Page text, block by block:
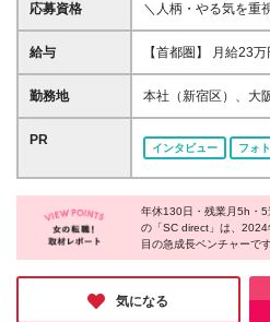
応募資格
＼人柄・やる気を
◆学歴不問 ※34歳ま
を図るため） ※Web業
までの経験は一切問
がある方は大歓迎で
給与
【首都圏】 月給23
与 【大阪】 月給22万円～50万円＋各種手当＋決算賞
与 【愛知】 月給21.5万円～50万円＋各種手当＋決算
円＋各種手当＋決算賞与 【即戦力枠】 月給
件の差異はありませ
勤務地
本社（新宿区）、大
京・神奈川・千葉・
め、 全国のプロジェク
区内のプロジェクト
配属先を決定します
ん。 【本社】 東京都新宿区西新宿3-9-7 フロンティア
新宿タワー3F 【大阪支店】 大阪府大阪市北区梅田1
丁目12番12号 東京建物梅田
愛知県名古屋市西区
ムセントラルタワー3階 ★即戦力枠の方は、フ
ート（完全在宅勤務）も可能
を除く当社関連勤務地
PR
インタビュー フォ
年休130日・残業月5h・
の「SC direct」は、
目の急成長ベンチャーで
会社の飛躍と共に理想の
バーとして活躍できる絶
やりがいあるキャリアの
気になる